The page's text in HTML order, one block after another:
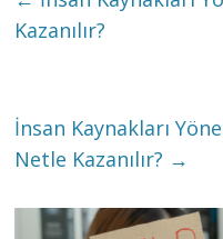
Kazanılır?
İnsan Kaynakları
Netle Kazanılır? →